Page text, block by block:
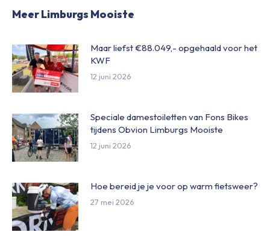
Meer Limburgs Mooiste
Maar liefst €88.049,- opgehaald voor het
KWF
12 juni 2026
Speciale damestoiletten van Fons Bikes
tijdens Obvion Limburgs Mooiste
12 juni 2026
Hoe bereid je je voor op warm fietsweer?
27 mei 2026